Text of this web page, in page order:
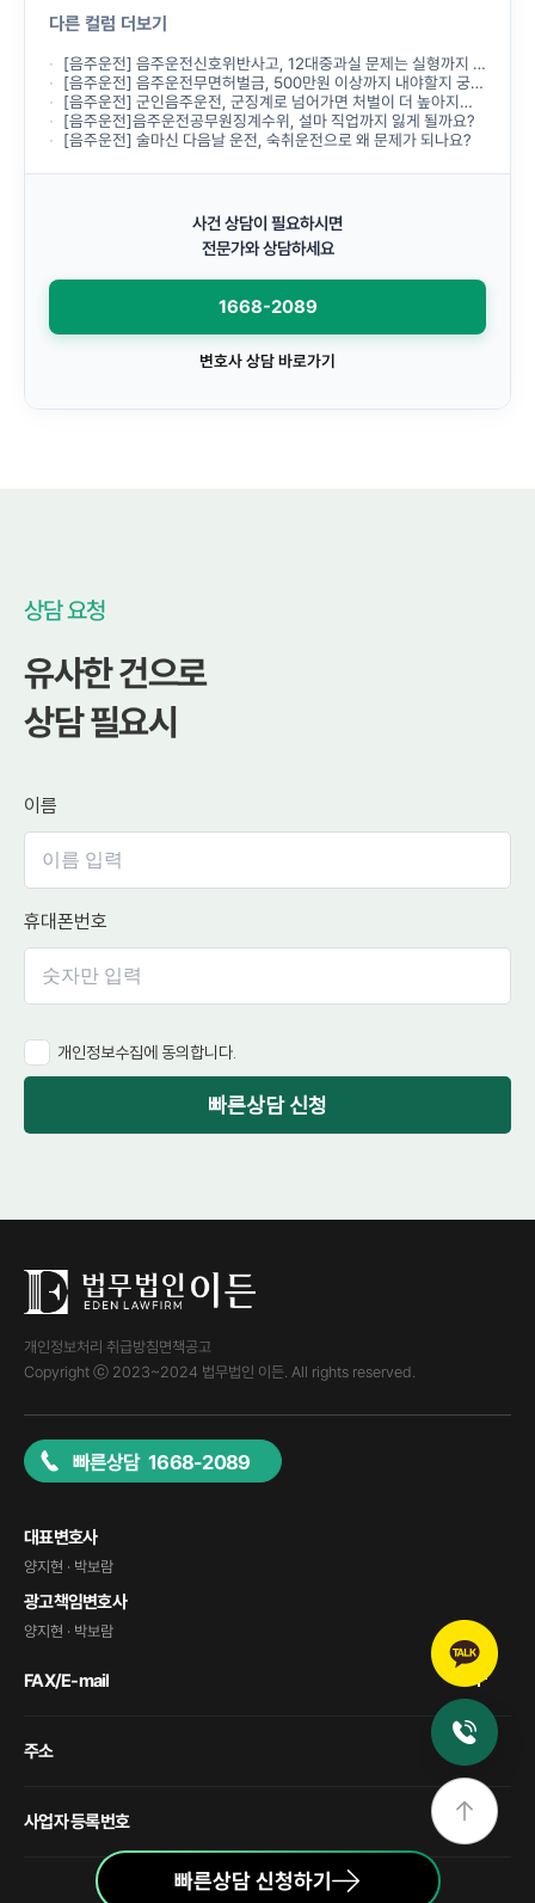
빠른상담 신청하기
다른 컬럼 더보기
[음주운전] 음주운전신호위반사고, 12대중과실 문제는 실형까지 받나요?
[음주운전] 음주운전무면허벌금, 500만원 이상까지 내야할지 궁금합니다.
[음주운전] 군인음주운전, 군징계로 넘어가면 처벌이 더 높아지나요?
[음주운전]음주운전공무원징계수위, 설마 직업까지 잃게 될까요?
[음주운전] 술마신 다음날 운전, 숙취운전으로 왜 문제가 되나요?
사건 상담이 필요하시면
전문가와 상담하세요
1668-2089
변호사 상담 바로가기
상담 요청
유사한 건으로
상담 필요시
이름
휴대폰번호
개인정보수집에 동의합니다.
빠른상담 신청
개인정보처리 취급방침면책공고
Copyright ⓒ 2023~2024 법무법인 이든. All rights reserved.
빠른상담 1668-2089
대표변호사
양지현 · 박보람
광고책임변호사
양지현 · 박보람
FAX/E-mail
주소
사업자 등록번호